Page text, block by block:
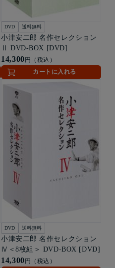
DVD 送料無料
小津安二郎 名作セレクション
Ⅱ DVD-BOX [DVD]
14,300円（税込）
カートに入れる
DVD 送料無料
小津安二郎 名作セレクション
Ⅳ＜8枚組＞ DVD-BOX [DVD]
14,300円（税込）